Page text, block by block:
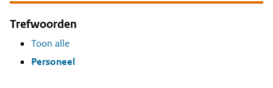
Trefwoorden
Toon alle
Personeel